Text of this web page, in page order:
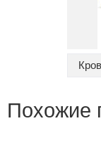
Похожие